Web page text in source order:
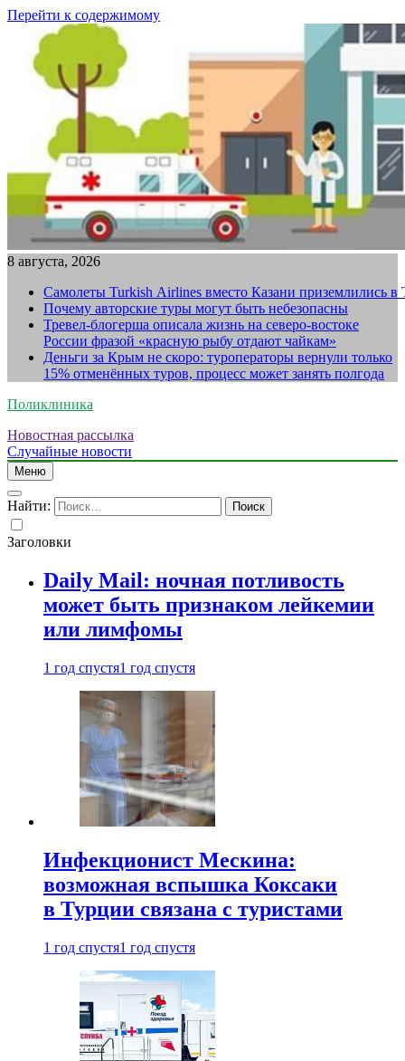
Перейти к содержимому
8 августа, 2026
Самолеты Turkish Airlines вместо Казани приземлились в
Почему авторские туры могут быть небезопасны
Тревел-блогерша описала жизнь на северо-востоке
России фразой «красную рыбу отдают чайкам»
Деньги за Крым не скоро: туроператоры вернули только
15% отменённых туров, процесс может занять полгода
Поликлиника
Новостная рассылка
Случайные новости
Меню
Найти:
Заголовки
Daily Mail: ночная потливость
может быть признаком лейкемии
или лимфомы
1 год спустя1 год спустя
Инфекционист Мескина:
возможная вспышка Коксаки
в Турции связана с туристами
1 год спустя1 год спустя